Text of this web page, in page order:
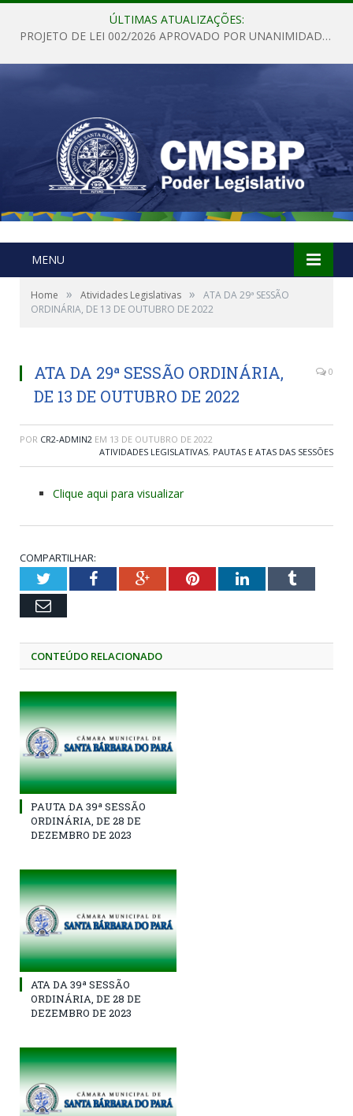
ÚLTIMAS ATUALIZAÇÕES:
PROJETO DE LEI 002/2026 APROVADO POR UNANIMIDADE EM SESSÃO ORDINÁRIA NESTA QUINTA – FEIRA 28 DE MAIO DE 2026
MENU
Home » Atividades Legislativas »
ATA DA 29ª SESSÃO
ORDINÁRIA, DE 13 DE OUTUBRO DE 2022
ATA DA 29ª SESSÃO ORDINÁRIA,
DE 13 DE OUTUBRO DE 2022
0
POR CR2-ADMIN2 EM 13 DE OUTUBRO DE 2022
ATIVIDADES LEGISLATIVAS, PAUTAS E ATAS DAS SESSÕES
Clique aqui para visualizar
COMPARTILHAR:
TwitterFacebookGoogle+PinterestLinkedInTumblr
Email
CONTEÚDO RELACIONADO
PAUTA DA 39ª SESSÃO
ORDINÁRIA, DE 28 DE
DEZEMBRO DE 2023
ATA DA 39ª SESSÃO
ORDINÁRIA, DE 28 DE
DEZEMBRO DE 2023